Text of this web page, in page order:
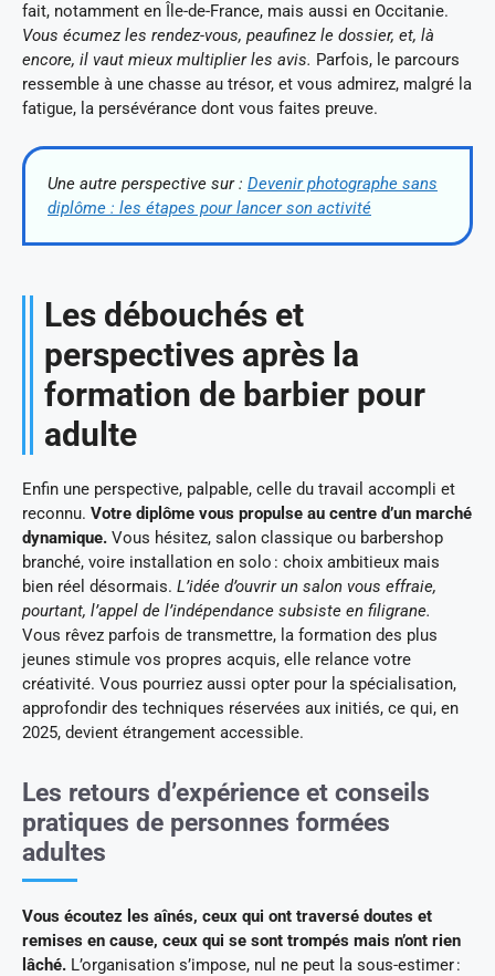
fait, notamment en Île-de-France, mais aussi en Occitanie.
Vous écumez les rendez-vous, peaufinez le dossier, et, là
encore, il vaut mieux multiplier les avis. Parfois, le parcours
ressemble à une chasse au trésor, et vous admirez, malgré la
fatigue, la persévérance dont vous faites preuve.
Une autre perspective sur : Devenir photographe sans
diplôme : les étapes pour lancer son activité
Les débouchés et
perspectives après la
formation de barbier pour
adulte
Enfin une perspective, palpable, celle du travail accompli et
reconnu. Votre diplôme vous propulse au centre d’un marché
dynamique. Vous hésitez, salon classique ou barbershop
branché, voire installation en solo : choix ambitieux mais
bien réel désormais. L’idée d’ouvrir un salon vous effraie,
pourtant, l’appel de l’indépendance subsiste en filigrane.
Vous rêvez parfois de transmettre, la formation des plus
jeunes stimule vos propres acquis, elle relance votre
créativité. Vous pourriez aussi opter pour la spécialisation,
approfondir des techniques réservées aux initiés, ce qui, en
2025, devient étrangement accessible.
Les retours d’expérience et conseils
pratiques de personnes formées
adultes
Vous écoutez les aînés, ceux qui ont traversé doutes et
remises en cause, ceux qui se sont trompés mais n’ont rien
lâché. L’organisation s’impose, nul ne peut la sous-estimer :